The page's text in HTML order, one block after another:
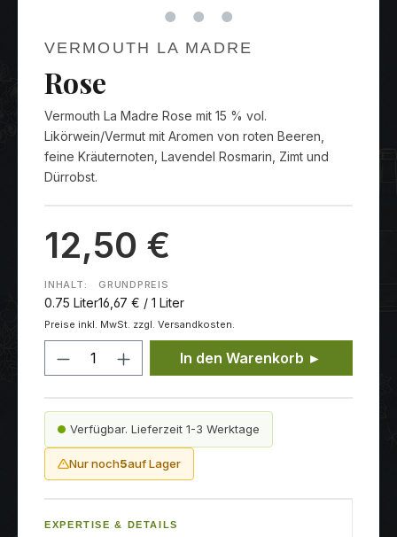
VERMOUTH LA MADRE
Rose
Vermouth La Madre Rose mit 15 % vol.
Likörwein/Vermut mit Aromen von roten Beeren,
feine Kräuternoten, Lavendel Rosmarin, Zimt und
Dürrobst.
12,50 €
INHALT:
0.75 Liter
GRUNDPREIS
16,67 € / 1 Liter
Preise inkl. MwSt. zzgl. Versandkosten.
Produkt Anzahl: Gib den
In den Warenkorb ►
Verfügbar. Lieferzeit 1-3 Werktage
Nur noch5auf Lager
EXPERTISE & DETAILS